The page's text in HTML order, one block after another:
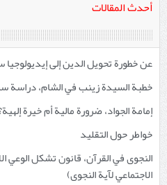
أحدث المقالات
عن خطورة تحويل الدين إلى
خطبة السيدة زينب في الشام، دراسة
إمامة الجواد، ضرورة مالية أم خيرة
خواطر حول التقليد
النجوى في القرآن، قانون تشكل الوعي
الاجتماعي لآية النجوى)